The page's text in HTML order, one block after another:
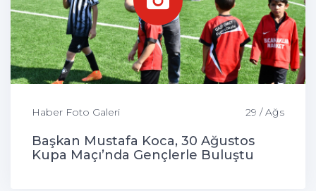
Haber Foto Galeri 29 / Ağs
Başkan Mustafa Koca, 30 Ağustos
Kupa Maçı’nda Gençlerle Buluştu